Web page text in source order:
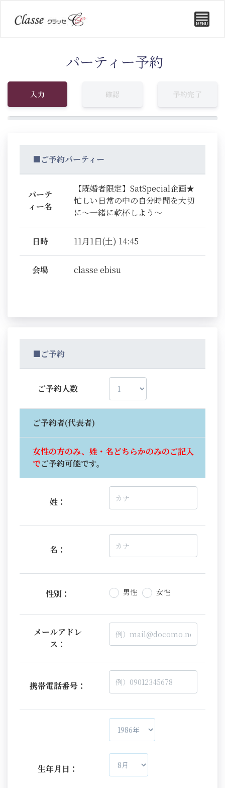
パーティー予約
入力 確認 予約完了
■ご予約パーティー
パーテ
ィー名
【既婚者限定】SatSpecial企画★
忙しい日常の中の自分時間を大切
に～一緒に乾杯しよう～
日時 11月1日(土) 14:45
会場 classe ebisu
■ご予約
ご予約人数
ご予約者(代表者)
女性の方のみ、姓・名どちらかのみのご記入
でご予約可能です。
姓：
名：
性別： 男性 女性
メールアドレ
ス：
携帯電話番号：
生年月日：